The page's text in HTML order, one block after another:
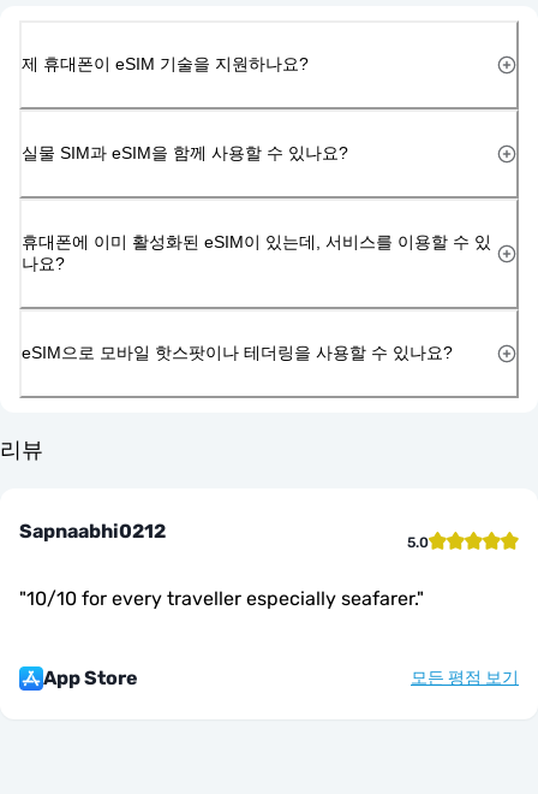
제 휴대폰이 eSIM 기술을 지원하나요?
실물 SIM과 eSIM을 함께 사용할 수 있나요?
휴대폰에 이미 활성화된 eSIM이 있는데, 서비스를 이용할 수 있
나요?
eSIM으로 모바일 핫스팟이나 테더링을 사용할 수 있나요?
리뷰
Sapnaabhi0212 5.0
"10/10 for every traveller especially seafarer."
App Store 모든 평점 보기